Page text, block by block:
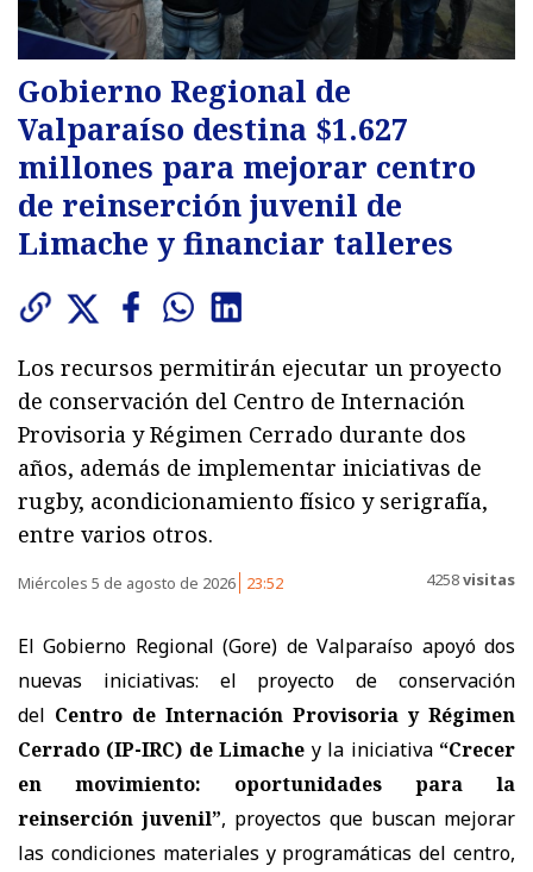
Gobierno Regional de
Valparaíso destina $1.627
millones para mejorar centro
de reinserción juvenil de
Limache y financiar talleres
Los recursos permitirán ejecutar un proyecto
de conservación del Centro de Internación
Provisoria y Régimen Cerrado durante dos
años, además de implementar iniciativas de
rugby, acondicionamiento físico y serigrafía,
entre varios otros.
Miércoles 5 de agosto de 2026 23:52 4258visitas
El Gobierno Regional (Gore) de Valparaíso apoyó dos
nuevas iniciativas: el proyecto de conservación
del Centro de Internación Provisoria y Régimen
Cerrado (IP-IRC) de Limache y la iniciativa “Crecer
en movimiento: oportunidades para la
reinserción juvenil”, proyectos que buscan mejorar
las condiciones materiales y programáticas del centro,